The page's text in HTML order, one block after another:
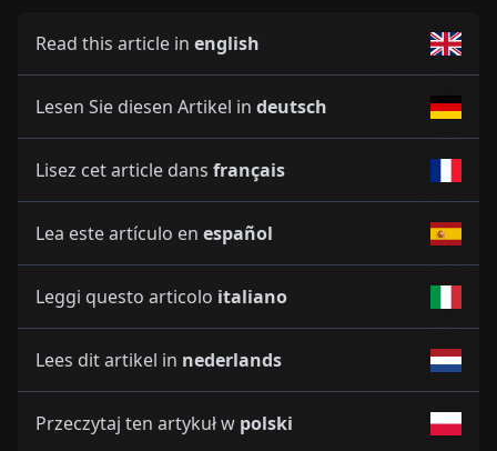
Read this article in english
Lesen Sie diesen Artikel in deutsch
Lisez cet article dans français
Lea este artículo en español
Leggi questo articolo italiano
Lees dit artikel in nederlands
Przeczytaj ten artykuł w polski